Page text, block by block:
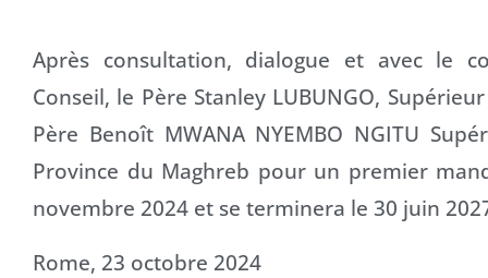
Après consultation, dialogue et avec le
Conseil, le Père Stanley LUBUNGO,
Père Benoît MWANA NYEMBO NGITU
Province du Maghreb pour un premier
novembre 2024 et se terminera le 30 juin
Rome, 23 octobre 2024